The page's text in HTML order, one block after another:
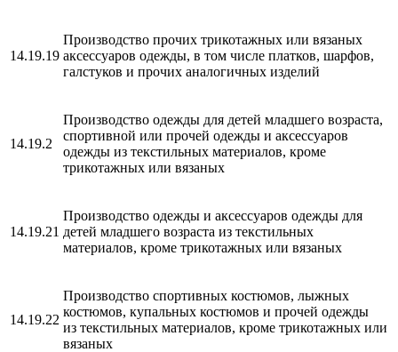
14.19.19
Производство прочих трикотажных или вязаных
аксессуаров одежды, в том числе платков, шарфов,
галстуков и прочих аналогичных изделий
14.19.2
Производство одежды для детей младшего возраста,
спортивной или прочей одежды и аксессуаров
одежды из текстильных материалов, кроме
трикотажных или вязаных
14.19.21
Производство одежды и аксессуаров одежды для
детей младшего возраста из текстильных
материалов, кроме трикотажных или вязаных
14.19.22
Производство спортивных костюмов, лыжных
костюмов, купальных костюмов и прочей одежды
из текстильных материалов, кроме трикотажных или
вязаных